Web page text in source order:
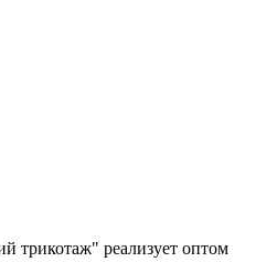
трикотаж" реализует оптом